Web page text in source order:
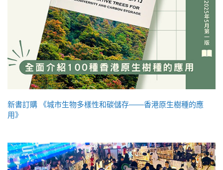
新書訂購 《城市生物多樣性和碳儲存——香港原生樹種的應
用》